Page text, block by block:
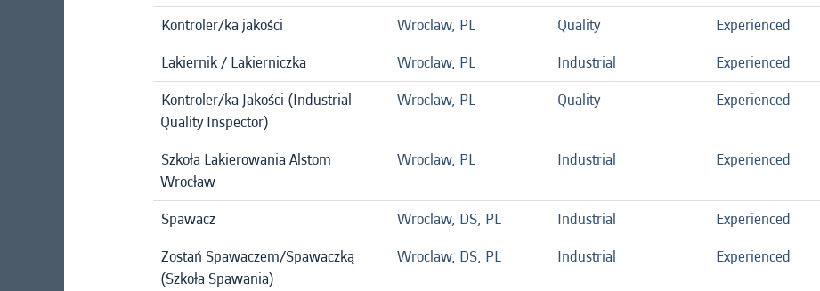
Kontroler/ka jakości
Wroclaw, PL Quality Experienced
Lakiernik / Lakierniczka
Wroclaw, PL Industrial Experienced
Kontroler/ka Jakości (Industrial
Quality Inspector)
Wroclaw, PL Quality Experienced
Szkoła Lakierowania Alstom
Wrocław
Wroclaw, PL Industrial Experienced
Spawacz Wroclaw, DS, PL Industrial Experienced
Zostań Spawaczem/Spawaczką
(Szkoła Spawania)
Wroclaw, DS, PL Industrial Experienced